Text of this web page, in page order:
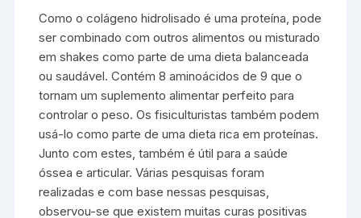
Como o colágeno hidrolisado é uma proteína, pode
ser combinado com outros alimentos ou misturado
em shakes como parte de uma dieta balanceada
ou saudável. Contém 8 aminoácidos de 9 que o
tornam um suplemento alimentar perfeito para
controlar o peso. Os fisiculturistas também podem
usá-lo como parte de uma dieta rica em proteínas.
Junto com estes, também é útil para a saúde
óssea e articular. Várias pesquisas foram
realizadas e com base nessas pesquisas,
observou-se que existem muitas curas positivas